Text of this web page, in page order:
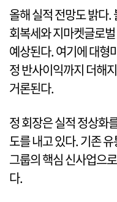
올해 실적 전망도 밝다
회복세와 지마켓글로
예상된다. 여기에 대형
정 반사이익까지 더해
거론된다.
정 회장은 실적 정상화
도를 내고 있다. 기존
그룹의 핵심 신사업으
다.